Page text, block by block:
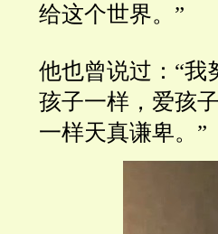
给这个世界。”
他也曾说过：“我
孩子一样，爱孩
一样天真谦卑。”